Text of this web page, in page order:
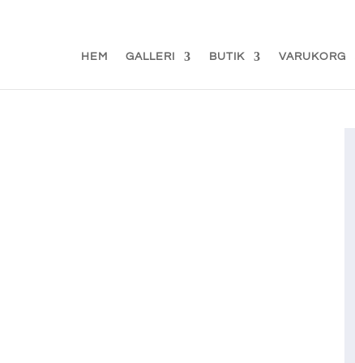
HEM GALLERI BUTIK VARUKORG